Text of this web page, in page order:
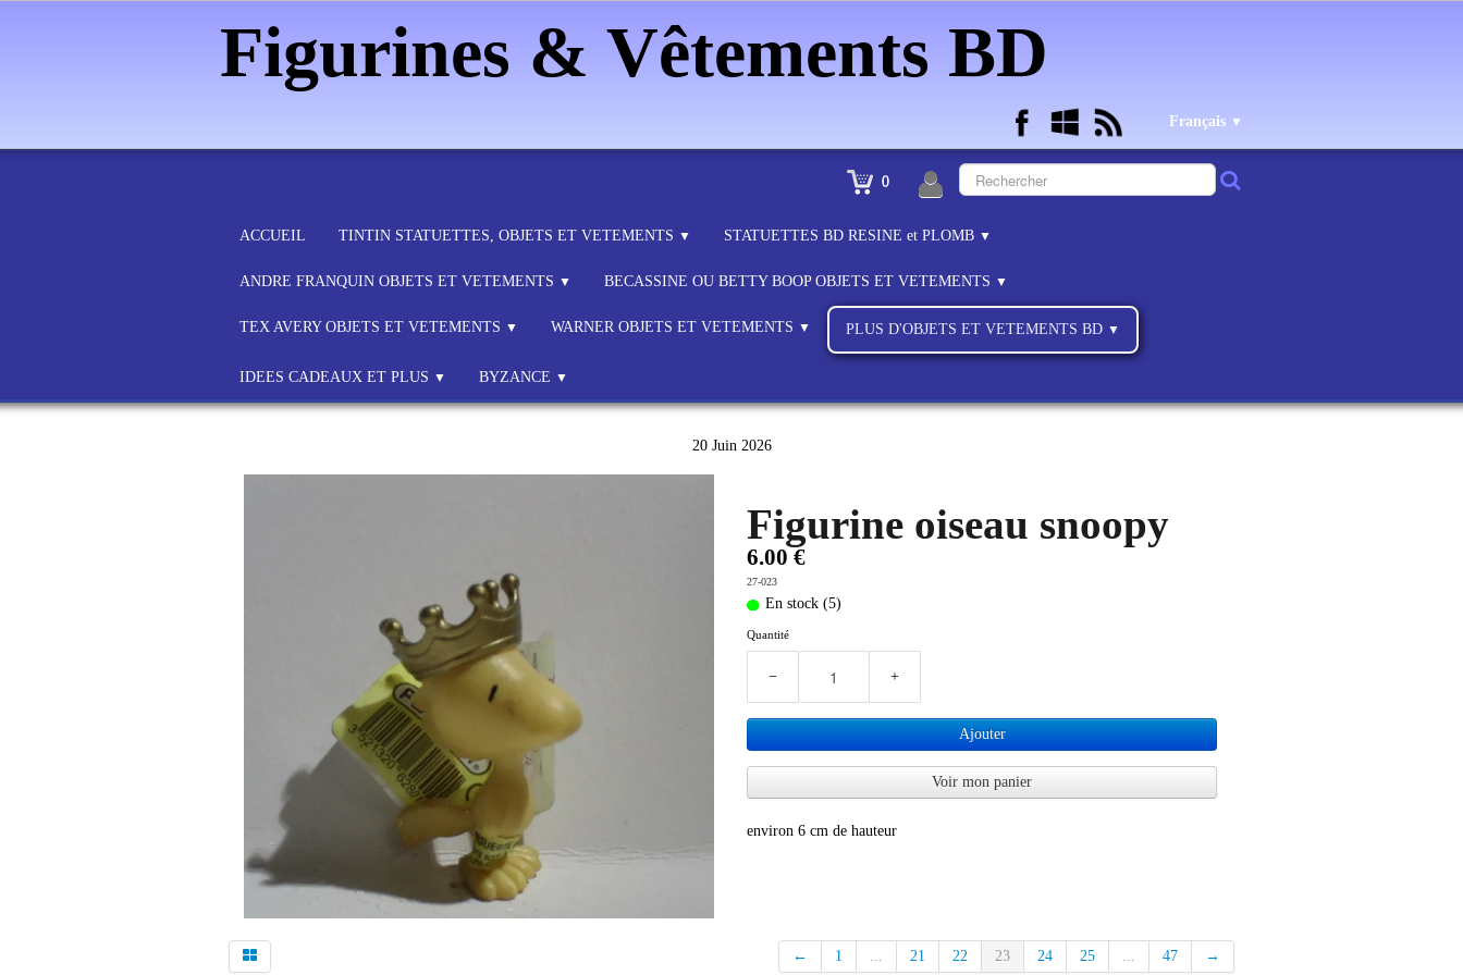
Figurines & Vêtements BD
Français ▼
0
ACCUEIL TINTIN STATUETTES, OBJETS ET VETEMENTS ▼ STATUETTES BD RESINE et PLOMB ▼
ANDRE FRANQUIN OBJETS ET VETEMENTS ▼ BECASSINE OU BETTY BOOP OBJETS ET VETEMENTS ▼
TEX AVERY OBJETS ET VETEMENTS ▼ WARNER OBJETS ET VETEMENTS ▼ PLUS D'OBJETS ET VETEMENTS BD ▼
IDEES CADEAUX ET PLUS ▼ BYZANCE ▼
20 Juin 2026
Figurine oiseau snoopy
6.00 €
27-023
En stock (5)
Quantité
− +
Ajouter
Voir mon panier
environ 6 cm de hauteur
← 1 ... 21 22 23 24 25 ... 47 →